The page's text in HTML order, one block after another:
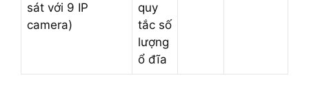
sát với 9 IP
camera)
quy
tắc số
lượng
ổ đĩa